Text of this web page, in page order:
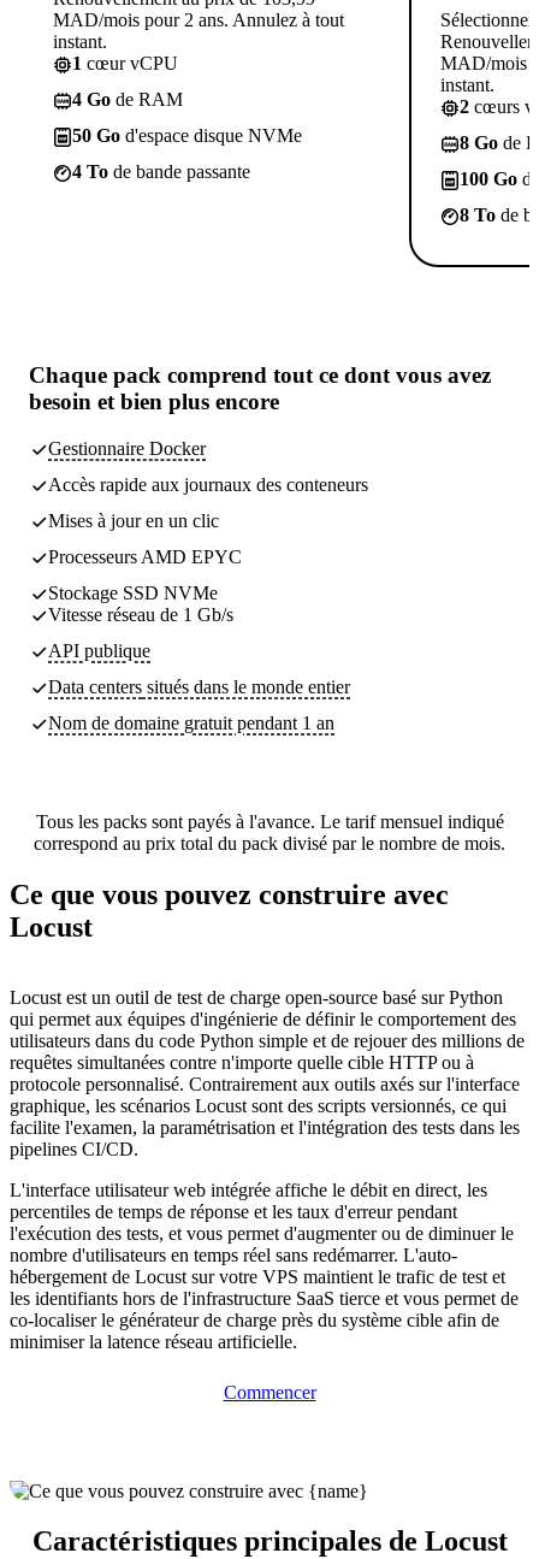
MAD/mois pour 2 ans. Annulez à tout
instant.
1 cœur vCPU
4 Go de RAM
50 Go d'espace disque NVMe
4 To de bande passante
Sélectionner
MAD/mois
instant.
2 cœurs
8 Go de
100 Go
8 To de
Chaque pack comprend tout ce dont vous avez
besoin et bien plus encore
Gestionnaire Docker
Accès rapide aux journaux des conteneurs
Mises à jour en un clic
Processeurs AMD EPYC
Stockage SSD NVMe
Vitesse réseau de 1 Gb/s
API publique
Data centers situés dans le monde entier
Nom de domaine gratuit pendant 1 an
Tous les packs sont payés à l'avance. Le tarif mensuel indiqué
correspond au prix total du pack divisé par le nombre de mois.
Ce que vous pouvez construire avec
Locust
Locust est un outil de test de charge open-source basé sur Python
qui permet aux équipes d'ingénierie de définir le comportement des
utilisateurs dans du code Python simple et de rejouer des millions de
requêtes simultanées contre n'importe quelle cible HTTP ou à
protocole personnalisé. Contrairement aux outils axés sur l'interface
graphique, les scénarios Locust sont des scripts versionnés, ce qui
facilite l'examen, la paramétrisation et l'intégration des tests dans les
pipelines CI/CD.
L'interface utilisateur web intégrée affiche le débit en direct, les
percentiles de temps de réponse et les taux d'erreur pendant
l'exécution des tests, et vous permet d'augmenter ou de diminuer le
nombre d'utilisateurs en temps réel sans redémarrer. L'auto-
hébergement de Locust sur votre VPS maintient le trafic de test et
les identifiants hors de l'infrastructure SaaS tierce et vous permet de
co-localiser le générateur de charge près du système cible afin de
minimiser la latence réseau artificielle.
Commencer
Caractéristiques principales de Locust